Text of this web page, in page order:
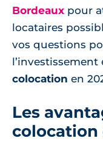
Bordeaux pour
locataires
vos questions
l’investissement
colocation en
Les
colocation